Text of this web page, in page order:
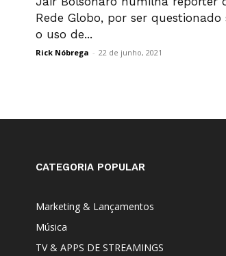
Rede Globo, por ser questionado
o uso de...
Rick Nóbrega - 22 de junho, 2021
CATEGORIA POPULAR
Marketing & Lançamentos
Música
TV & APPS DE STREAMINGS